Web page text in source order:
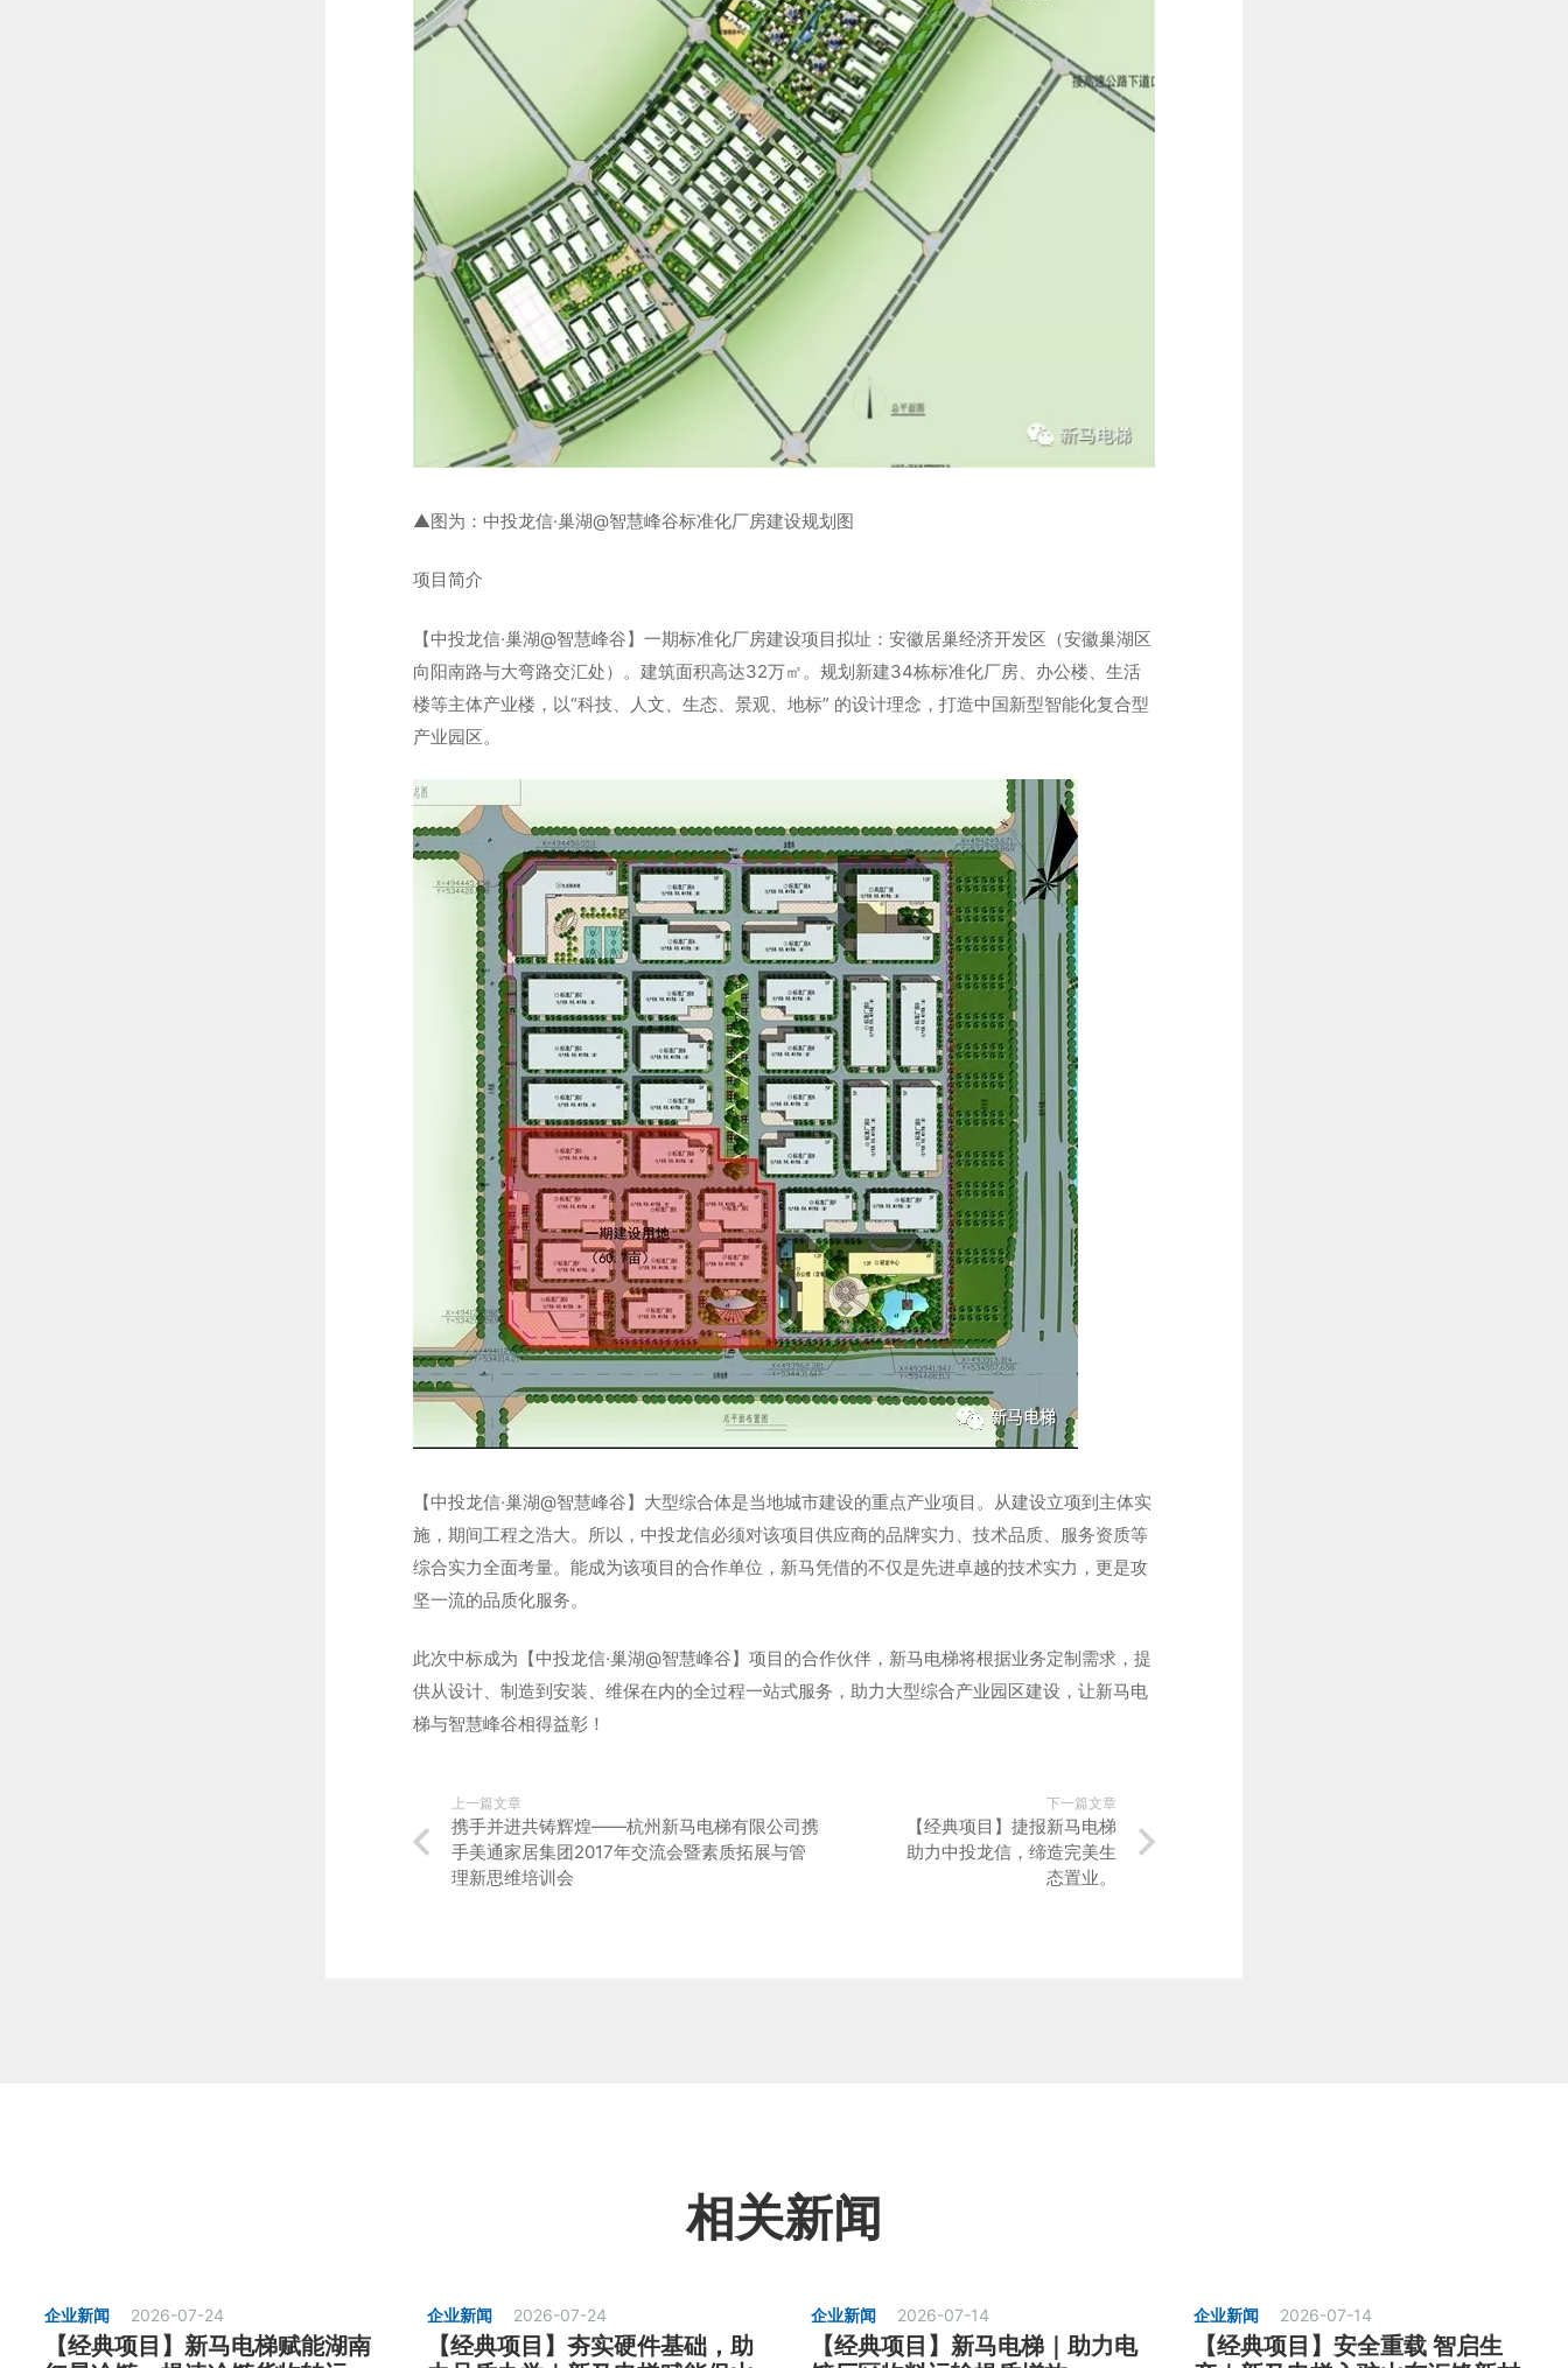
▲图为：中投龙信·巢湖@智慧峰谷标准化厂房建设规划图
项目简介
【中投龙信·巢湖@智慧峰谷】一期标准化厂房建设项目拟址：安徽居巢经济开发区（安徽巢湖区
向阳南路与大弯路交汇处）。建筑面积高达32万㎡。规划新建34栋标准化厂房、办公楼、生活
楼等主体产业楼，以“科技、人文、生态、景观、地标” 的设计理念，打造中国新型智能化复合型
产业园区。
【中投龙信·巢湖@智慧峰谷】大型综合体是当地城市建设的重点产业项目。从建设立项到主体实
施，期间工程之浩大。所以，中投龙信必须对该项目供应商的品牌实力、技术品质、服务资质等
综合实力全面考量。能成为该项目的合作单位，新马凭借的不仅是先进卓越的技术实力，更是攻
坚一流的品质化服务。
此次中标成为【中投龙信·巢湖@智慧峰谷】项目的合作伙伴，新马电梯将根据业务定制需求，提
供从设计、制造到安装、维保在内的全过程一站式服务，助力大型综合产业园区建设，让新马电
梯与智慧峰谷相得益彰！
上一篇文章
携手并进共铸辉煌——杭州新马电梯有限公司携
手美通家居集团2017年交流会暨素质拓展与管
理新思维培训会
下一篇文章
【经典项目】捷报新马电梯
助力中投龙信，缔造完美生
态置业。
相关新闻
企业新闻 2026-07-24
【经典项目】新马电梯赋能湖南
企业新闻 2026-07-24
【经典项目】夯实硬件基础，助
企业新闻 2026-07-14
【经典项目】新马电梯｜助力电
企业新闻 2026-07-14
【经典项目】安全重载 智启生